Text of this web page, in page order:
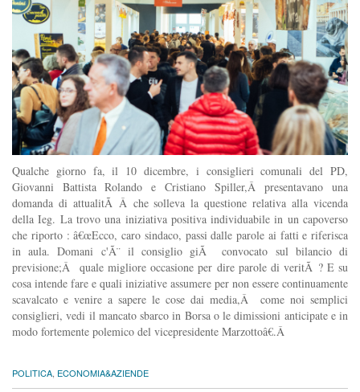
Qualche giorno fa, il 10 dicembre, i consiglieri comunali del PD,
Giovanni Battista Rolando e Cristiano Spiller,Â presentavano una
domanda di attualitÃ Â che solleva la questione relativa alla vicenda
della Ieg. La trovo una iniziativa positiva individuabile in un capoverso
che riporto : â€œEcco, caro sindaco, passi dalle parole ai fatti e riferisca
in aula. Domani c'Ã¨ il consiglio giÃ convocato sul bilancio di
previsione;Â quale migliore occasione per dire parole di veritÃ ? E su
cosa intende fare e quali iniziative assumere per non essere continuamente
scavalcato e venire a sapere le cose dai media,Â come noi semplici
consiglieri, vedi il mancato sbarco in Borsa o le dimissioni anticipate e in
modo fortemente polemico del vicepresidente Marzottoâ€.Â
POLITICA ECONOMIA&AZIENDE